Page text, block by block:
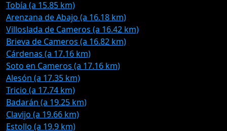
Tobía (a 15.85 km)
Arenzana de Abajo (a 16.18 km)
Villoslada de Cameros (a 16.42 km)
Brieva de Cameros (a 16.82 km)
Cárdenas (a 17.16 km)
Soto en Cameros (a 17.16 km)
Alesón (a 17.35 km)
Tricio (a 17.74 km)
Badarán (a 19.25 km)
Clavijo (a 19.66 km)
Estollo (a 19.9 km)